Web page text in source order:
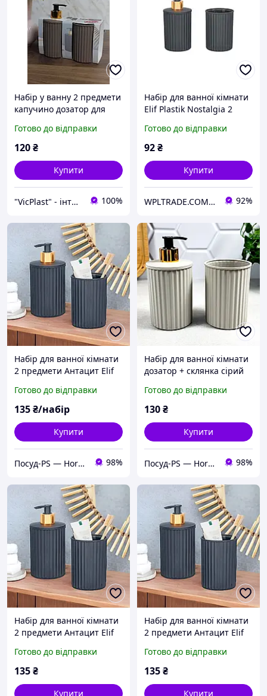
Набір у ванну 2 предмети
капучино дозатор для
Готово до відправки
120₴
Купити
"VicРlast" - інтернет-магазин товарів для дому, кухні та організації простору 100%
Набір для ванної кімнати
Elif Plastik Nostalgia 2
Готово до відправки
92₴
Купити
WPLTRADE.COM.UA 92%
Набір для ванної кімнати
2 предмети Антацит Elif
Готово до відправки
135₴/набір
Купити
Посуд-PS — Horeca Посуд Подарунки 98%
Набір для ванної кімнати
дозатор + склянка сірий
Готово до відправки
130₴
Купити
Посуд-PS — Horeca Посуд Подарунки 98%
Набір для ванної кімнати
2 предмети Антацит Elif
Готово до відправки
135₴
Купити
Набір для ванної кімнати
2 предмети Антацит Elif
Готово до відправки
135₴
Купити